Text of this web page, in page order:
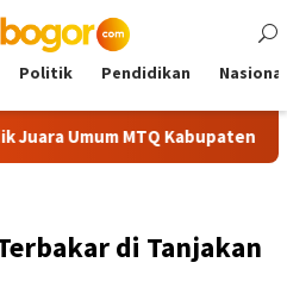
Politik Pendidikan Nasional
MTQ Kabupaten Empat Kali
di Tanjakan